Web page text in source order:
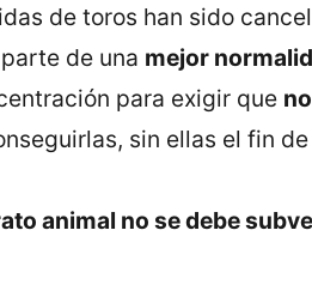
de toros han sido
de una mejor
para exigir que
sin ellas el fin
animal no se debe